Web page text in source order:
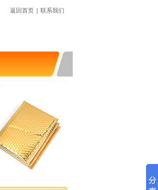
返回首页 联系我们